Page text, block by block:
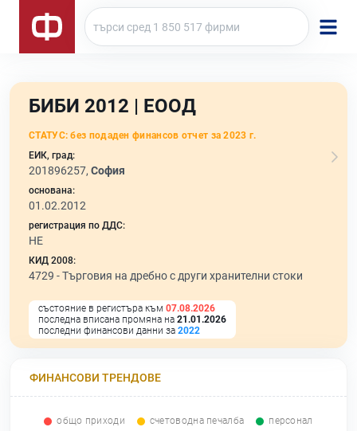
БИБИ 2012 | ЕООД
СТАТУС: без подаден финансов отчет за 2023 г.
ЕИК, град:
201896257, София
основана:
01.02.2012
регистрация по ДДС:
НЕ
КИД 2008:
4729 -Търговия на дребно с други хранителни стоки
състояние в регистъра към 07.08.2026
последна вписана промяна на 21.01.2026
последни финансови данни за 2022
ФИНАНСОВИ ТРЕНДОВЕ
общо приходи счетоводна печалба персонал